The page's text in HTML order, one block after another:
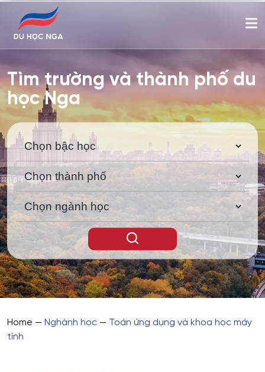
Tìm trường và thành phố du
học Nga
Home — Nghành học — Toán ứng dụng và khoa học máy
tính